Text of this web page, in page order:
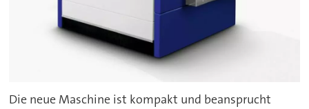
Die neue Maschine ist kompakt und beansprucht